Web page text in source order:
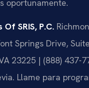
oportunamente.
SRIS, P.C.
Springs Drive,
23225 | (888) 437-
Llame para